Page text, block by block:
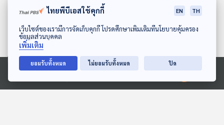
ดาวน์โหลด Thai PBS Podcast Application
Ⓒ 2020 องค์การกระจายเสียงและแพร่ภาพสาธารณะแห่งประเทศไทย
ไทยพีบีเอสใช้คุกกี้ EN TH
เว็บไซต์ของเรามีการจัดเก็บคุกกี้ โปรดศึกษาเพิ่มเติมที่นโยบายคุ้มครอง
ข้อมูลส่วนบุคคล
เพิ่มเติม
ยอมรับทั้งหมด ไม่ยอมรับทั้งหมด ปิด